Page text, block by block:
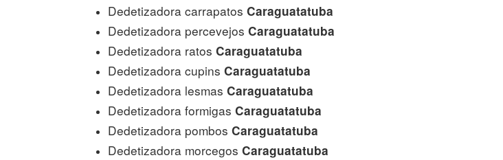
Dedetizadora carrapatos Caraguatatuba
Dedetizadora percevejos Caraguatatuba
Dedetizadora ratos Caraguatatuba
Dedetizadora cupins Caraguatatuba
Dedetizadora lesmas Caraguatatuba
Dedetizadora formigas Caraguatatuba
Dedetizadora pombos Caraguatatuba
Dedetizadora morcegos Caraguatatuba